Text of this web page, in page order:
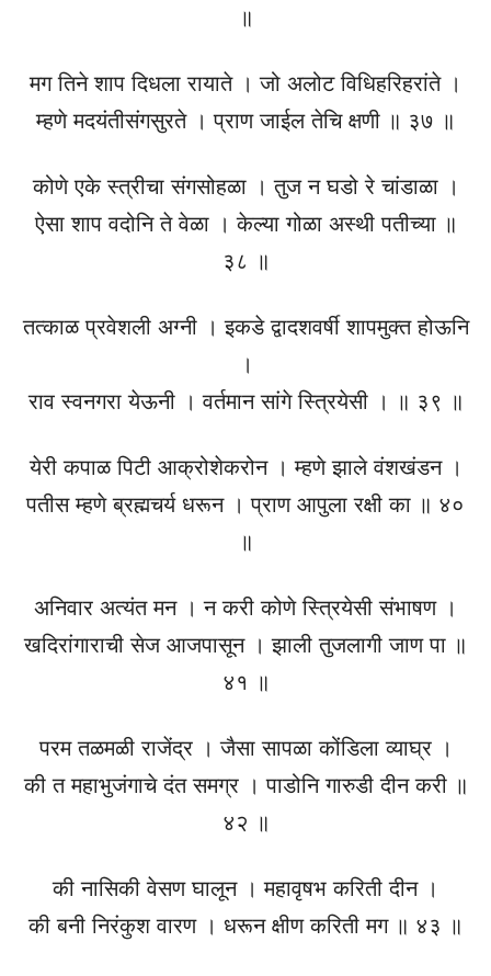
॥
मग तिने शाप दिधला रायाते । जो अलोट विधिहरिहरांते ।
म्हणे मदयंतीसंगसुरते । प्राण जाईल तेचि क्षणी ॥ ३७ ॥
कोणे एके स्त्रीचा संगसोहळा । तुज न घडो रे चांडाळा ।
ऐसा शाप वदोनि ते वेळा । केल्या गोळा अस्थी पतीच्या ॥
३८ ॥
तत्काळ प्रवेशली अग्नी । इकडे द्वादशवर्षी शापमुक्त होऊनि
।
राव स्वनगरा येऊनी । वर्तमान सांगे स्त्रियेसी । ॥ ३९ ॥
येरी कपाळ पिटी आक्रोशेकरोन । म्हणे झाले वंशखंडन ।
पतीस म्हणे ब्रह्मचर्य धरून । प्राण आपुला रक्षी का ॥ ४०
॥
अनिवार अत्यंत मन । न करी कोणे स्त्रियेसी संभाषण ।
खदिरांगाराची सेज आजपासून । झाली तुजलागी जाण पा ॥
४१ ॥
परम तळमळी राजेंद्र । जैसा सापळा कोंडिला व्याघ्र ।
की त महाभुजंगाचे दंत समग्र । पाडोनि गारुडी दीन करी ॥
४२ ॥
की नासिकी वेसण घालून । महावृषभ करिती दीन ।
की बनी निरंकुश वारण । धरून क्षीण करिती मग ॥ ४३ ॥